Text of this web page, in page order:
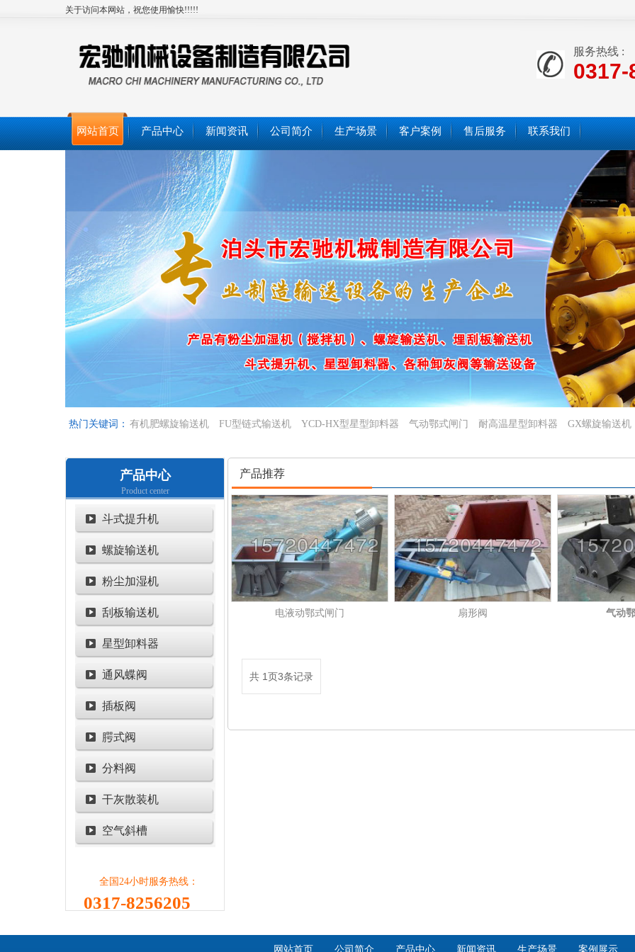
关于访问本网站，祝您使用愉快!!!!!
服务热线 :
0317-
网站首页 产品中心 新闻资讯 公司简介 生产场景 客户案例 售后服务 联系我们
热门关键词： 有机肥螺旋输送机 FU型链式输送机 YCD-HX型星型卸料器 气动鄂式闸门 耐高温星型卸料器 GX螺旋输送机
产品中心
Product center
斗式提升机
螺旋输送机
粉尘加湿机
刮板输送机
星型卸料器
通风蝶阀
插板阀
腭式阀
分料阀
干灰散装机
空气斜槽
全国24小时服务热线：
0317-8256205
产品推荐
电液动鄂式闸门 扇形阀 气动
共 1页3条记录
网站首页 公司简介 产品中心 新闻资讯 生产场景 案例展示